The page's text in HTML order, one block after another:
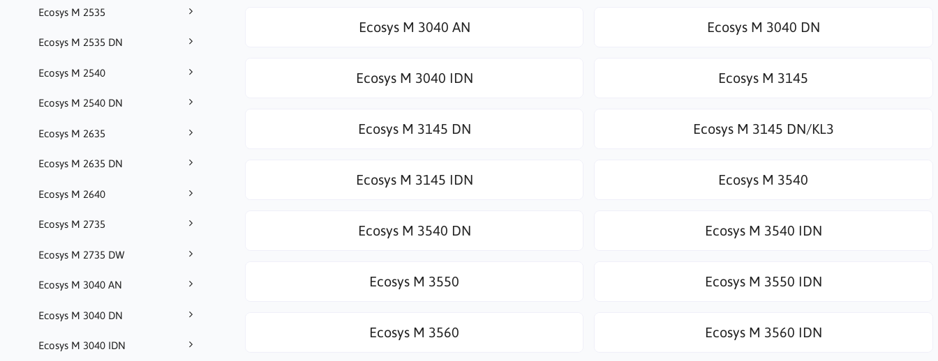
Ecosys M 2535
Ecosys M 2535 DN
Ecosys M 2540
Ecosys M 2540 DN
Ecosys M 2635
Ecosys M 2635 DN
Ecosys M 2640
Ecosys M 2735
Ecosys M 2735 DW
Ecosys M 3040 AN
Ecosys M 3040 DN
Ecosys M 3040 IDN
Ecosys M 3040 AN Ecosys M 3040 DN
Ecosys M 3040 IDN Ecosys M 3145
Ecosys M 3145 DN Ecosys M 3145 DN/KL3
Ecosys M 3145 IDN Ecosys M 3540
Ecosys M 3540 DN Ecosys M 3540 IDN
Ecosys M 3550 Ecosys M 3550 IDN
Ecosys M 3560 Ecosys M 3560 IDN